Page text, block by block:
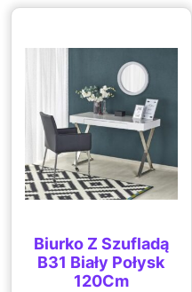
Biurko Z Szufladą
B31 Biały Połysk
120Cm